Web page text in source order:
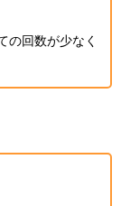
の回数が少なく